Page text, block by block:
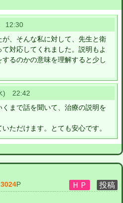
12:30
、そんな私に対して、先生と衛
対応してくれました。説明もよ
るのかの意味を理解すると少し
) 22:42
まで話を聞いて、治療の説明を
ただけます。とても安心です。
3024P